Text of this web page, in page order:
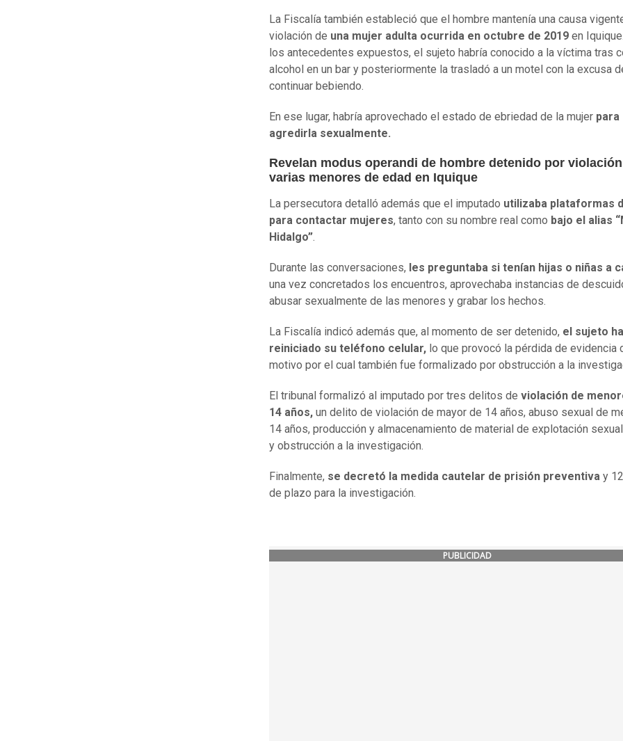
La Fiscalía también estableció que el hombre mantenía una causa
violación de una mujer adulta ocurrida en octubre de 2019 en
los antecedentes expuestos, el sujeto habría conocido a la víctima tras
alcohol en un bar y posteriormente la trasladó a un motel con la excusa
continuar bebiendo.
En ese lugar, habría aprovechado el estado de ebriedad de la mujer para
agredirla sexualmente.
Revelan modus operandi de hombre detenido por
varias menores de edad en Iquique
La persecutora detalló además que el imputado utilizaba plataformas
para contactar mujeres, tanto con su nombre real como bajo el alias
Hidalgo”.
Durante las conversaciones, les preguntaba si tenían hijas o niñas a
una vez concretados los encuentros, aprovechaba instancias de
abusar sexualmente de las menores y grabar los hechos.
La Fiscalía indicó además que, al momento de ser detenido, el sujeto
reiniciado su teléfono celular, lo que provocó la pérdida de evidencia
motivo por el cual también fue formalizado por obstrucción a la
El tribunal formalizó al imputado por tres delitos de violación de
14 años, un delito de violación de mayor de 14 años, abuso sexual de
14 años, producción y almacenamiento de material de explotación
y obstrucción a la investigación.
Finalmente, se decretó la medida cautelar de prisión preventiva y
de plazo para la investigación.
PUBLICIDAD